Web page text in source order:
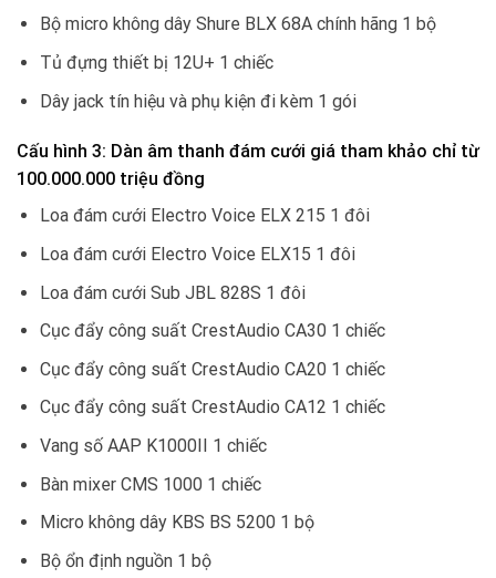
Bộ micro không dây Shure BLX 68A chính hãng 1 bộ
Tủ đựng thiết bị 12U+ 1 chiếc
Dây jack tín hiệu và phụ kiện đi kèm 1 gói
Cấu hình 3: Dàn âm thanh đám cưới giá tham khảo chỉ từ
100.000.000 triệu đồng
Loa đám cưới Electro Voice ELX 215 1 đôi
Loa đám cưới Electro Voice ELX15 1 đôi
Loa đám cưới Sub JBL 828S 1 đôi
Cục đẩy công suất CrestAudio CA30 1 chiếc
Cục đẩy công suất CrestAudio CA20 1 chiếc
Cục đẩy công suất CrestAudio CA12 1 chiếc
Vang số AAP K1000II 1 chiếc
Bàn mixer CMS 1000 1 chiếc
Micro không dây KBS BS 5200 1 bộ
Bộ ổn định nguồn 1 bộ